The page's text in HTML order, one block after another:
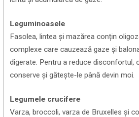
Leguminoasele
Fasolea, lintea și mazărea conțin
complexe care cauzează gaze și
digerate. Pentru a reduce disconfortul,
conserve și gătește-le până devin moi.
Legumele crucifere
Varza, broccoli, varza de Bruxelles și